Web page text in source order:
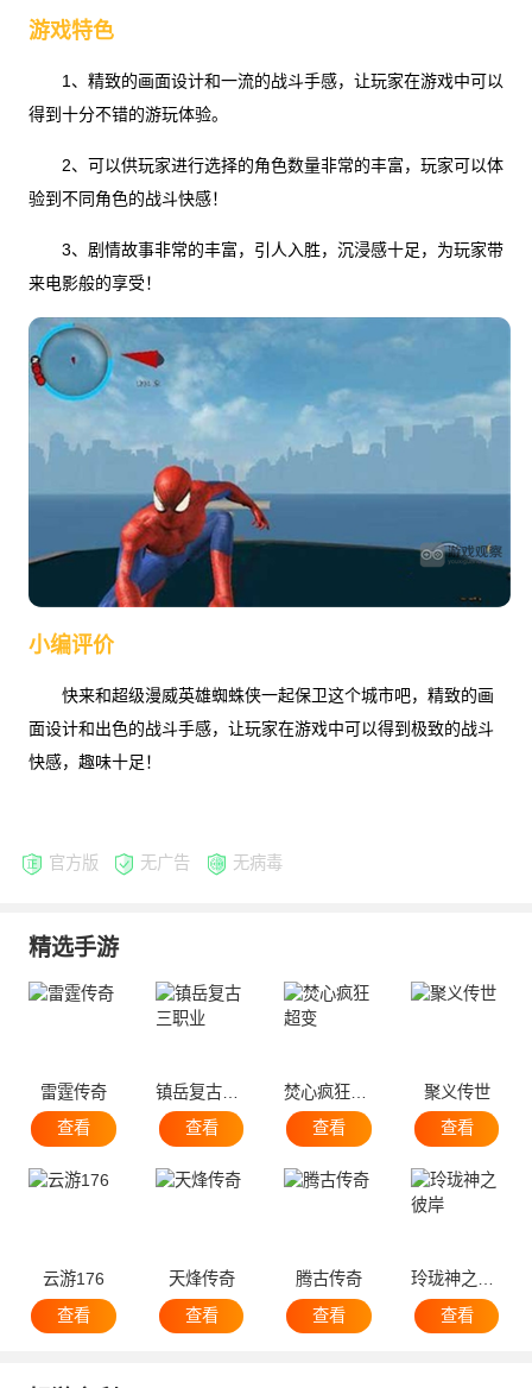
游戏特色
1、精致的画面设计和一流的战斗手感，让玩家在游戏中可以
得到十分不错的游玩体验。
2、可以供玩家进行选择的角色数量非常的丰富，玩家可以体
验到不同角色的战斗快感！
3、剧情故事非常的丰富，引人入胜，沉浸感十足，为玩家带
来电影般的享受！
小编评价
快来和超级漫威英雄蜘蛛侠一起保卫这个城市吧，精致的画
面设计和出色的战斗手感，让玩家在游戏中可以得到极致的战斗
快感，趣味十足！
官方版 无广告 无病毒
精选手游
雷霆传奇
查看
查看
焚心疯狂超变
查看
聚义传世
查看
云游176
查看
天烽传奇
查看
腾古传奇
查看
查看